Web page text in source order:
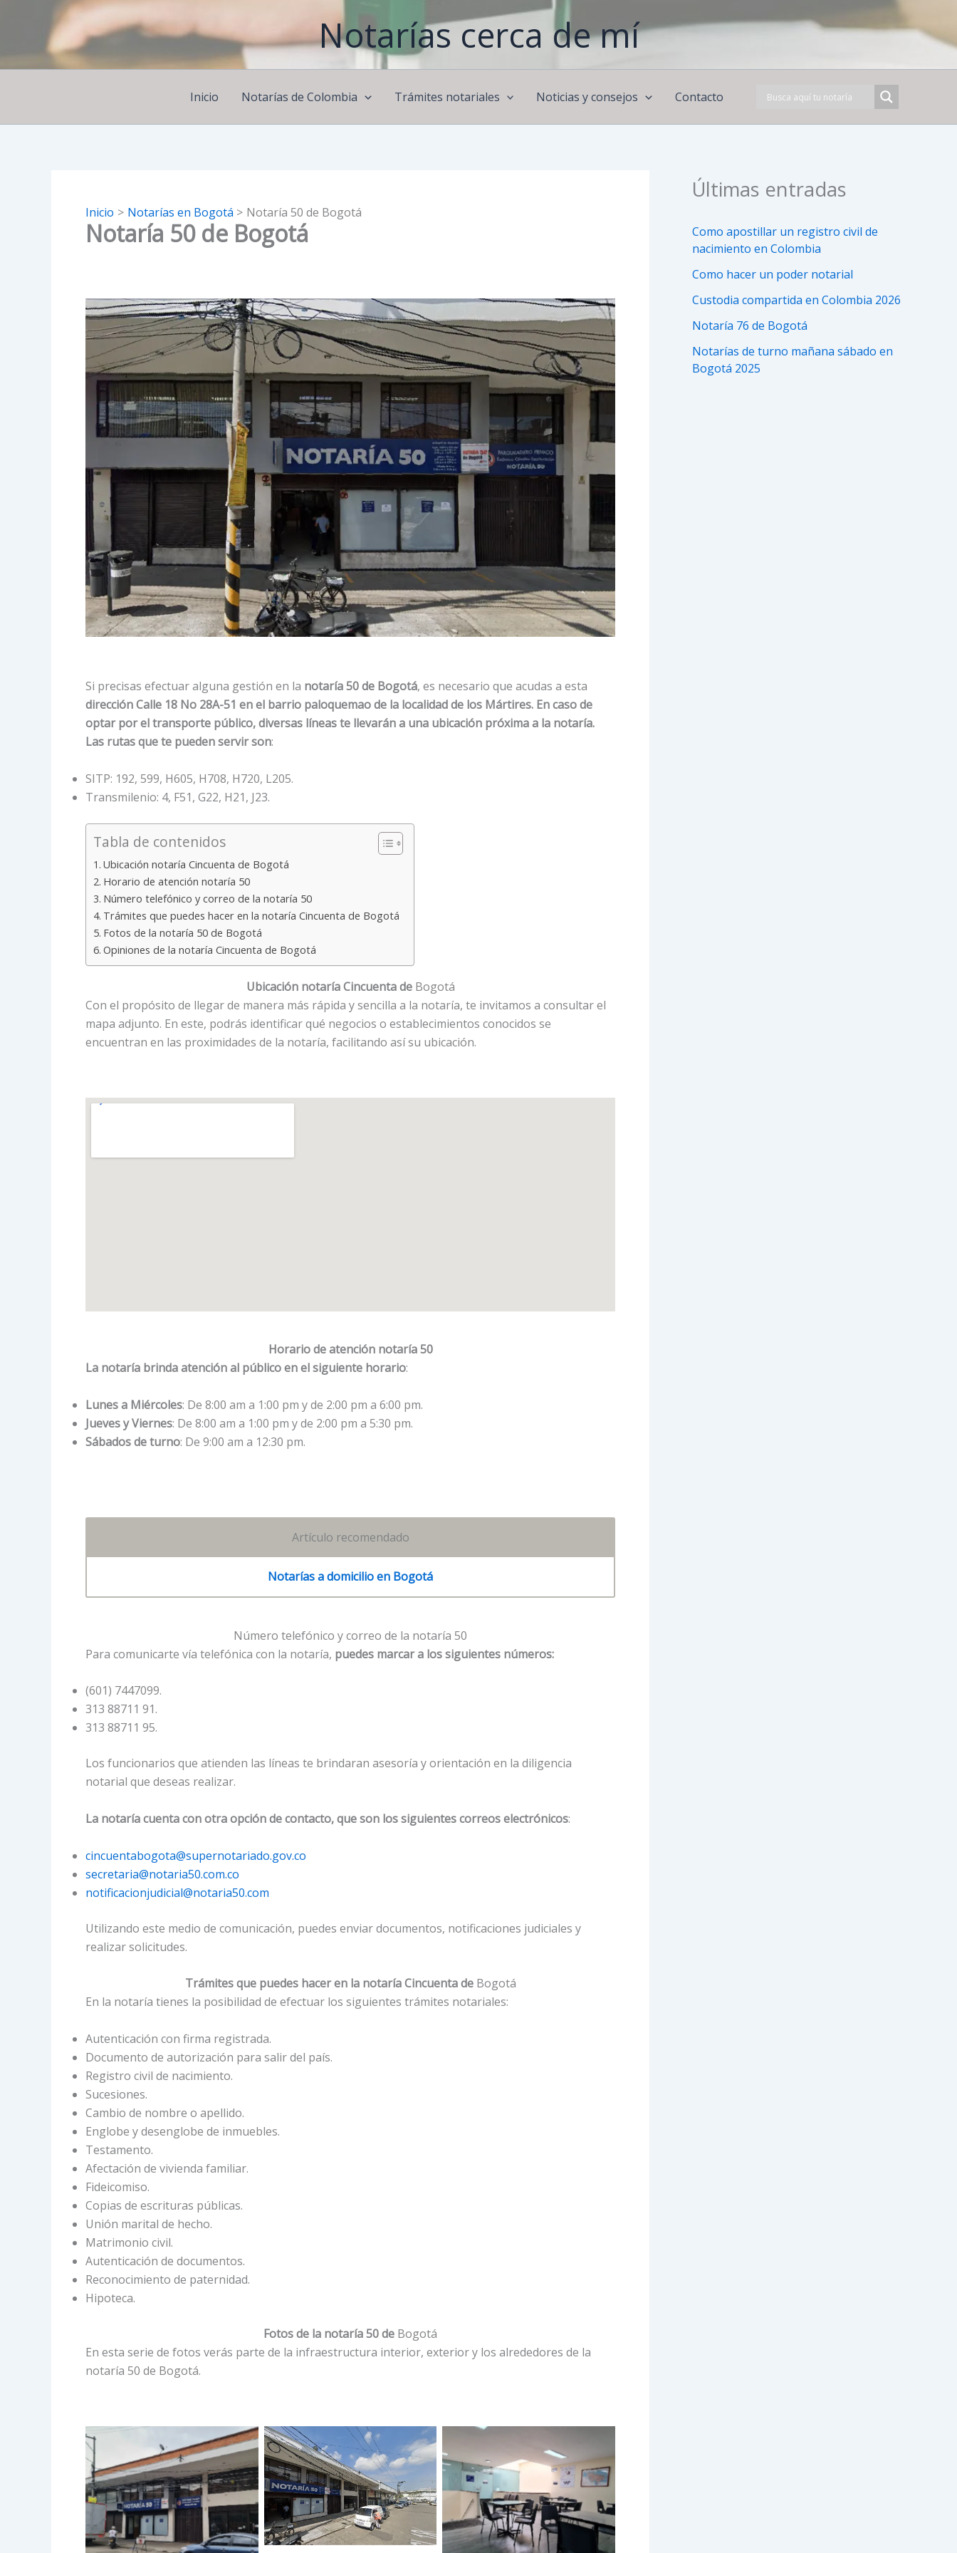
Notarías cerca de mí
Inicio Notarías de Colombia Trámites notariales Noticias y consejos Contacto
Inicio Notarías en Bogotá Notaría 50 de Bogotá
Notaría 50 de Bogotá
Si precisas efectuar alguna gestión en la notaría 50 de Bogotá, es necesario que acudas a esta
dirección Calle 18 No 28A-51 en el barrio paloquemao de la localidad de los Mártires. En caso de
optar por el transporte público, diversas líneas te llevarán a una ubicación próxima a la notaría.
Las rutas que te pueden servir son:
SITP: 192, 599, H605, H708, H720, L205.
Transmilenio: 4, F51, G22, H21, J23.
Tabla de contenidos
Ubicación notaría Cincuenta de Bogotá
Horario de atención notaría 50
Número telefónico y correo de la notaría 50
Trámites que puedes hacer en la notaría Cincuenta de Bogotá
Fotos de la notaría 50 de Bogotá
Opiniones de la notaría Cincuenta de Bogotá
Ubicación notaría Cincuenta deBogotá
Con el propósito de llegar de manera más rápida y sencilla a la notaría, te invitamos a consultar el
mapa adjunto. En este, podrás identificar qué negocios o establecimientos conocidos se
encuentran en las proximidades de la notaría, facilitando así su ubicación.
Horario de atención notaría 50
La notaría brinda atención al público en el siguiente horario:
Lunes a Miércoles: De 8:00 am a 1:00 pm y de 2:00 pm a 6:00 pm.
Jueves y Viernes: De 8:00 am a 1:00 pm y de 2:00 pm a 5:30 pm.
Sábados de turno: De 9:00 am a 12:30 pm.
Artículo recomendado
Notarías a domicilio en Bogotá
Número telefónico y correo de la notaría 50
Para comunicarte vía telefónica con la notaría, puedes marcar a los siguientes números:
(601) 7447099.
313 88711 91.
313 88711 95.
Los funcionarios que atienden las líneas te brindaran asesoría y orientación en la diligencia
notarial que deseas realizar.
La notaría cuenta con otra opción de contacto, que son los siguientes correos electrónicos:
cincuentabogota@supernotariado.gov.co
secretaria@notaria50.com.co
notificacionjudicial@notaria50.com
Utilizando este medio de comunicación, puedes enviar documentos, notificaciones judiciales y
realizar solicitudes.
Trámites que puedes hacer en la notaría Cincuenta de Bogotá
En la notaría tienes la posibilidad de efectuar los siguientes trámites notariales:
Autenticación con firma registrada.
Documento de autorización para salir del país.
Registro civil de nacimiento.
Sucesiones.
Cambio de nombre o apellido.
Englobe y desenglobe de inmuebles.
Testamento.
Afectación de vivienda familiar.
Fideicomiso.
Copias de escrituras públicas.
Unión marital de hecho.
Matrimonio civil.
Autenticación de documentos.
Reconocimiento de paternidad.
Hipoteca.
Fotos de la notaría 50 de Bogotá
En esta serie de fotos verás parte de la infraestructura interior, exterior y los alrededores de la
notaría 50 de Bogotá.
Últimas entradas
Como apostillar un registro civil de
nacimiento en Colombia
Como hacer un poder notarial
Custodia compartida en Colombia 2026
Notaría 76 de Bogotá
Notarías de turno mañana sábado en
Bogotá 2025